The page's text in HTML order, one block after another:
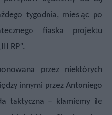
tygodnia, miesiąc po
fiaska projektu
RP”.
przez niektórych
innymi przez Antoniego
taktyczna – kłamiemy ile